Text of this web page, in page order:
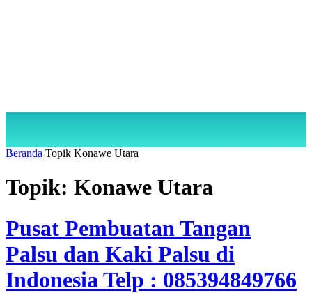
Beranda Topik Konawe Utara
Topik: Konawe Utara
Pusat Pembuatan Tangan
Palsu dan Kaki Palsu di
Indonesia Telp : 085394849766